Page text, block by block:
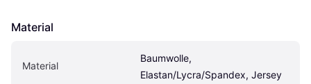
Material
Material
Baumwolle,
Elastan/Lycra/Spandex, Jersey